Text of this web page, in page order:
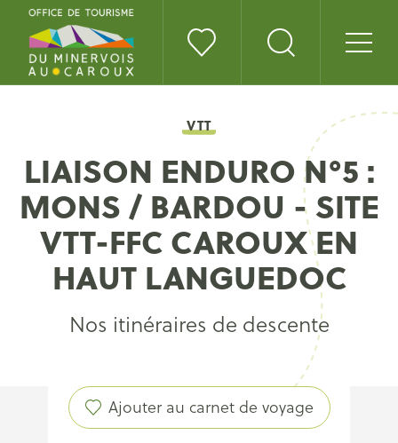
VTT
LIAISON ENDURO N°5 :
MONS / BARDOU - SITE
VTT-FFC CAROUX EN
HAUT LANGUEDOC
Nos itinéraires de descente
Ajouter au carnet de voyage